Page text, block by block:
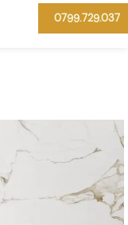
0799.729.037